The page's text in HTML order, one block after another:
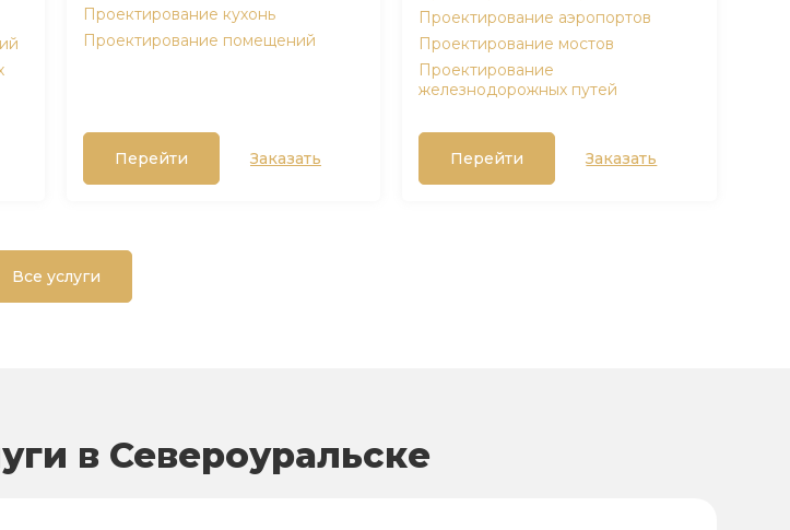
Проектирование кухонь
Проектирование помещений
Перейти Заказать
Проектирование аэропортов
Проектирование мостов
Проектирование
железнодорожных путей
Перейти Заказать
Все услуги
в Североуральске